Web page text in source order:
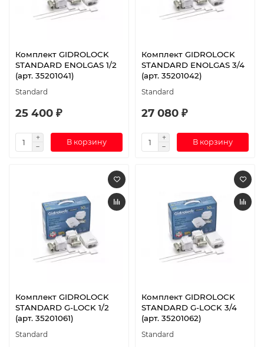
Комплект GIDROLOCK
STANDARD ENOLGAS 1/2
(арт. 35201041)
Standard
25 400 ₽
В корзину
Комплект GIDROLOCK
STANDARD ENOLGAS 3/4
(арт. 35201042)
Standard
27 080 ₽
В корзину
Комплект GIDROLOCK
STANDARD G-LOCK 1/2
(арт. 35201061)
Standard
Комплект GIDROLOCK
STANDARD G-LOCK 3/4
(арт. 35201062)
Standard